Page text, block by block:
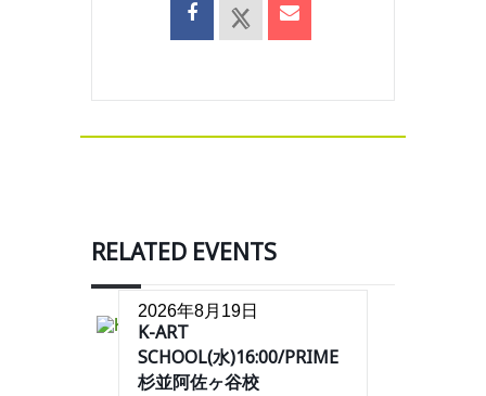
RELATED EVENTS
2026年8月19日
K-ART
SCHOOL(水)16:00/PRIME
杉並阿佐ヶ谷校